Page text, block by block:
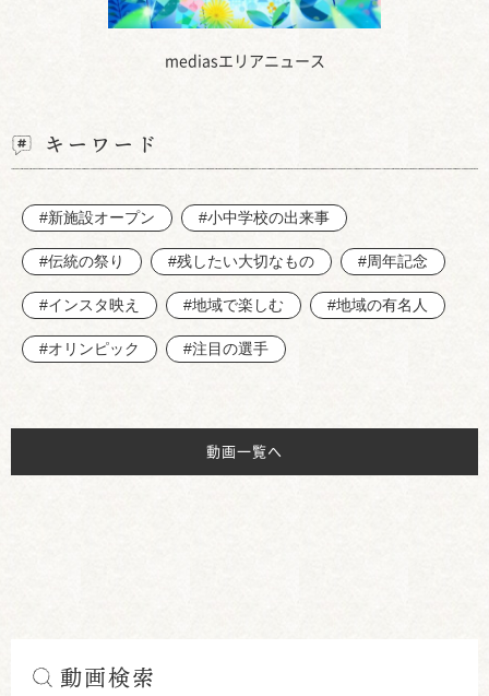
mediasエリアニュース
キーワード
#新施設オープン #小中学校の出来事
#伝統の祭り #残したい大切なもの #周年記念
#インスタ映え #地域で楽しむ #地域の有名人
#オリンピック #注目の選手
動画一覧へ
動画検索